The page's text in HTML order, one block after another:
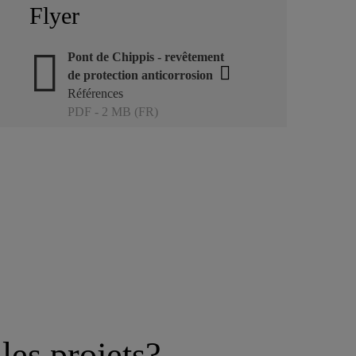
Flyer
Pont de Chippis - revêtement
de protection anticorrosion
Références
PDF - 2 MB (FR)